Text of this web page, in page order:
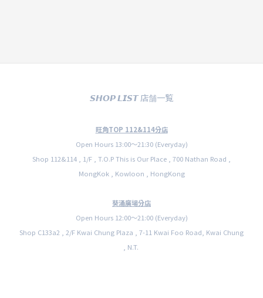
𝙎𝙃𝙊𝙋 𝙇𝙄𝙎𝙏 店舗一覧
旺角TOP 112&114分店
Open Hours 13:00〜21:30 (Everyday)
Shop 112&114 , 1/F , T.O.P This is Our Place , 700 Nathan Road ,
MongKok , Kowloon , HongKong
葵涌廣場分店
Open Hours 12:00〜21:00 (Everyday)
Shop C133a2 , 2/F Kwai Chung Plaza , 7-11 Kwai Foo Road, Kwai Chung
, N.T.